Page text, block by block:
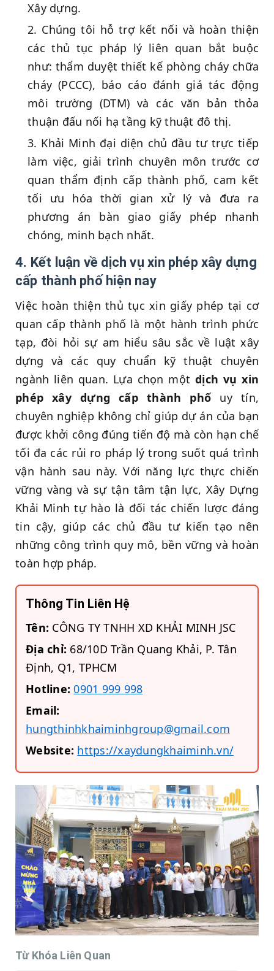
Xây dựng.
Chúng tôi hỗ trợ kết nối và hoàn thiện
các thủ tục pháp lý liên quan bắt buộc
như: thẩm duyệt thiết kế phòng cháy chữa
cháy (PCCC), báo cáo đánh giá tác động
môi trường (DTM) và các văn bản thỏa
thuận đấu nối hạ tầng kỹ thuật đô thị.
Khải Minh đại diện chủ đầu tư trực tiếp
làm việc, giải trình chuyên môn trước cơ
quan thẩm định cấp thành phố, cam kết
tối ưu hóa thời gian xử lý và đưa ra
phương án bàn giao giấy phép nhanh
chóng, minh bạch nhất.
4. Kết luận về dịch vụ xin phép xây dựng
cấp thành phố hiện nay
Việc hoàn thiện thủ tục xin giấy phép tại cơ
quan cấp thành phố là một hành trình phức
tạp, đòi hỏi sự am hiểu sâu sắc về luật xây
dựng và các quy chuẩn kỹ thuật chuyên
ngành liên quan. Lựa chọn mộtdịch vụ xin
phép xây dựng cấp thành phốuy tín,
chuyên nghiệp không chỉ giúp dự án của bạn
được khởi công đúng tiến độ mà còn hạn chế
tối đa các rủi ro pháp lý trong suốt quá trình
vận hành sau này. Với năng lực thực chiến
vững vàng và sự tận tâm tận lực, Xây Dựng
Khải Minh tự hào là đối tác chiến lược đáng
tin cậy, giúp các chủ đầu tư kiến tạo nên
những công trình quy mô, bền vững và hoàn
toàn hợp pháp.
Thông Tin Liên Hệ
Tên: CÔNG TY TNHH XD KHẢI MINH JSC
Địa chỉ: 68/10D Trần Quang Khải, P. Tân
Định, Q1, TPHCM
Hotline: 0901 999 998
Email:
hungthinhkhaiminhgroup@gmail.com
Website: https://xaydungkhaiminh.vn/
Từ Khóa Liên Quan